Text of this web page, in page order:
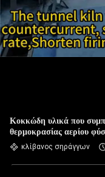
Κοκκώδη υλικά που
θερμοκρασίας αερίου
κλίβανος σηράγγων